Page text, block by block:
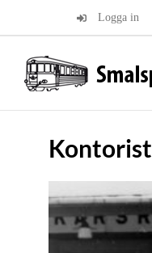
Logga in
Kontorist